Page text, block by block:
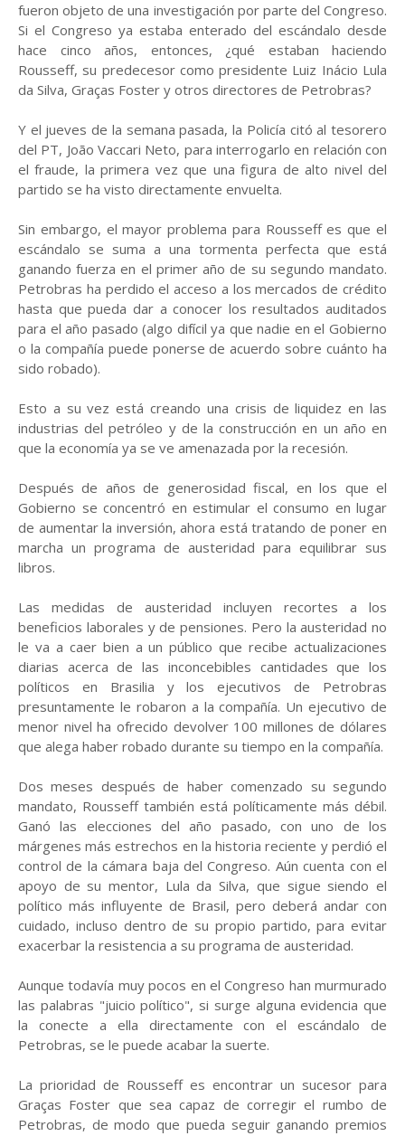
fueron objeto de una investigación por parte del Congreso.
Si el Congreso ya estaba enterado del escándalo desde
hace cinco años, entonces, ¿qué estaban haciendo
Rousseff, su predecesor como presidente Luiz Inácio Lula
da Silva, Graças Foster y otros directores de Petrobras?
Y el jueves de la semana pasada, la Policía citó al tesorero
del PT, João Vaccari Neto, para interrogarlo en relación con
el fraude, la primera vez que una figura de alto nivel del
partido se ha visto directamente envuelta.
Sin embargo, el mayor problema para Rousseff es que el
escándalo se suma a una tormenta perfecta que está
ganando fuerza en el primer año de su segundo mandato.
Petrobras ha perdido el acceso a los mercados de crédito
hasta que pueda dar a conocer los resultados auditados
para el año pasado (algo difícil ya que nadie en el Gobierno
o la compañía puede ponerse de acuerdo sobre cuánto ha
sido robado).
Esto a su vez está creando una crisis de liquidez en las
industrias del petróleo y de la construcción en un año en
que la economía ya se ve amenazada por la recesión.
Después de años de generosidad fiscal, en los que el
Gobierno se concentró en estimular el consumo en lugar
de aumentar la inversión, ahora está tratando de poner en
marcha un programa de austeridad para equilibrar sus
libros.
Las medidas de austeridad incluyen recortes a los
beneficios laborales y de pensiones. Pero la austeridad no
le va a caer bien a un público que recibe actualizaciones
diarias acerca de las inconcebibles cantidades que los
políticos en Brasilia y los ejecutivos de Petrobras
presuntamente le robaron a la compañía. Un ejecutivo de
menor nivel ha ofrecido devolver 100 millones de dólares
que alega haber robado durante su tiempo en la compañía.
Dos meses después de haber comenzado su segundo
mandato, Rousseff también está políticamente más débil.
Ganó las elecciones del año pasado, con uno de los
márgenes más estrechos en la historia reciente y perdió el
control de la cámara baja del Congreso. Aún cuenta con el
apoyo de su mentor, Lula da Silva, que sigue siendo el
político más influyente de Brasil, pero deberá andar con
cuidado, incluso dentro de su propio partido, para evitar
exacerbar la resistencia a su programa de austeridad.
Aunque todavía muy pocos en el Congreso han murmurado
las palabras "juicio político", si surge alguna evidencia que
la conecte a ella directamente con el escándalo de
Petrobras, se le puede acabar la suerte.
La prioridad de Rousseff es encontrar un sucesor para
Graças Foster que sea capaz de corregir el rumbo de
Petrobras, de modo que pueda seguir ganando premios